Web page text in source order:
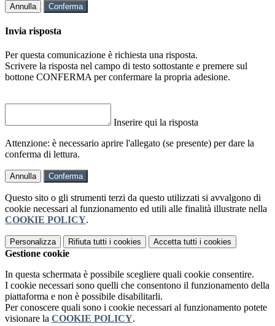
Annulla Conferma
Invia risposta
Per questa comunicazione è richiesta una risposta.
Scrivere la risposta nel campo di testo sottostante e premere sul
bottone CONFERMA per confermare la propria adesione.
Inserire qui la risposta
Attenzione: è necessario aprire l'allegato (se presente) per dare la
conferma di lettura.
Annulla Conferma
Questo sito o gli strumenti terzi da questo utilizzati si avvalgono di
cookie necessari al funzionamento ed utili alle finalità illustrate nella
COOKIE POLICY.
Personalizza Rifiuta tutti i cookies Accetta tutti i cookies
Gestione cookie
In questa schermata è possibile scegliere quali cookie consentire.
I cookie necessari sono quelli che consentono il funzionamento della
piattaforma e non è possibile disabilitarli.
Per conoscere quali sono i cookie necessari al funzionamento potete
visionare la COOKIE POLICY.